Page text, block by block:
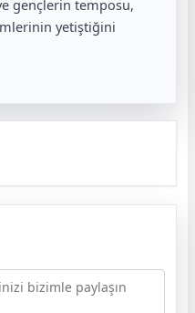
gençlerin temposu,
yetiştiğini